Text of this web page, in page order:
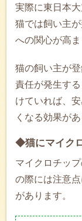
実際に東日本
猫では飼い主
への関心が高ま
猫の飼い主が
責任が発生す
けていれば、
くなる効果が
◆猫にマイク
マイクロチッ
の際には注意
があります。